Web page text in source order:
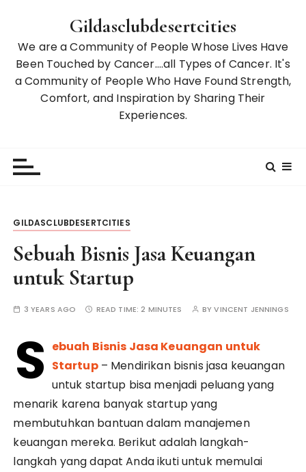
Gildasclubdesertcities
We are a Community of People Whose Lives Have
Been Touched by Cancer….all Types of Cancer. It's
a Community of People Who Have Found Strength,
Comfort, and Inspiration by Sharing Their
Experiences.
GILDASCLUBDESERTCITIES
Sebuah Bisnis Jasa Keuangan
untuk Startup
3 YEARS AGO READ TIME:2 MINUTES BYVINCENT JENNINGS
S ebuah Bisnis Jasa Keuangan untuk
Startup– Mendirikan bisnis jasa keuangan
untuk startup bisa menjadi peluang yang
menarik karena banyak startup yang
membutuhkan bantuan dalam manajemen
keuangan mereka. Berikut adalah langkah-
langkah yang dapat Anda ikuti untuk memulai